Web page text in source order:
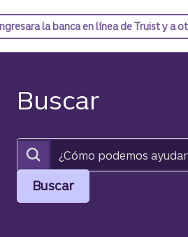
al
contenido
Página de inicio de
a la banca en línea de Truist y a
Buscar
Buscar ¿Cómo podemos
Buscar